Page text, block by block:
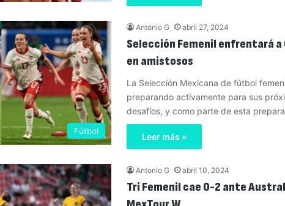
Fútbol
Antonio G abril 27, 2024
Selección Femenil enfrentará a
en amistosos
La Selección Mexicana de fútbol
preparando activamente para sus
desafíos, y como parte de esta
Leer más »
Antonio G abril 10, 2024
Tri Femenil cae 0-2 ante